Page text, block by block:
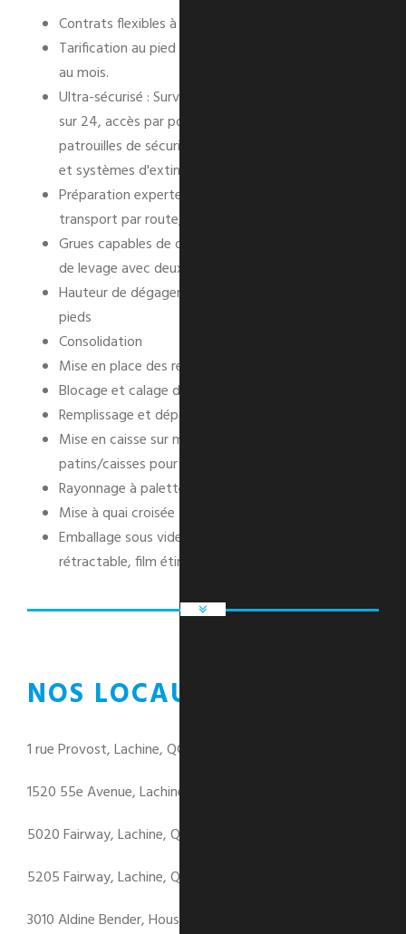
Contrats flexibles à court et à long terme
Tarification au pied carré, à l'unité, à la semaine et
au mois.
Ultra-sécurisé : Surveillance par caméra 24 heures
sur 24, accès par porte-clés, cours clôturées,
patrouilles de sécurité privées, surveillance incendie
et systèmes d'extincteurs automatiques.
Préparation experte des expéditions pour le
transport par route, mer, rail et air
Grues capables de déplacer 90 tonnes de capacité
de levage avec deux palans
Hauteur de dégagement de la charge jusqu'à 40
pieds
Consolidation
Mise en place des remorques
Blocage et calage des expéditions
Remplissage et dépotage de conteneurs
Mise en caisse sur mesure et conception de
patins/caisses pour charges lourdes
Rayonnage à palettes
Mise à quai croisée
Emballage sous vide et conditionnement (film
rétractable, film étirable et emballage en paquet).
NOS LOCAUX
1 rue Provost, Lachine, QC
1520 55e Avenue, Lachine, QC
5020 Fairway, Lachine, QC
5205 Fairway, Lachine, QC
3010 Aldine Bender, Houston, TX